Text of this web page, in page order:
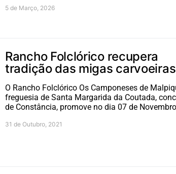
5 de Março, 2026
Rancho Folclórico recupera
tradição das migas carvoeiras
O Rancho Folclórico Os Camponeses de
freguesia de Santa Margarida da Coutada,
de Constância, promove no dia 07 de
31 de Outubro, 2021